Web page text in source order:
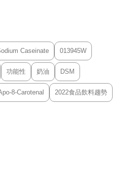
Caseinate 013945W
功能性 奶油 DSM
8-Carotenal 2022食品飲料趨勢